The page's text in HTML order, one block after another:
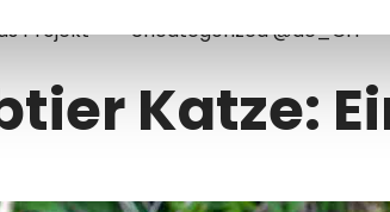
Projekt Uncategorized @de_CH
Katze: